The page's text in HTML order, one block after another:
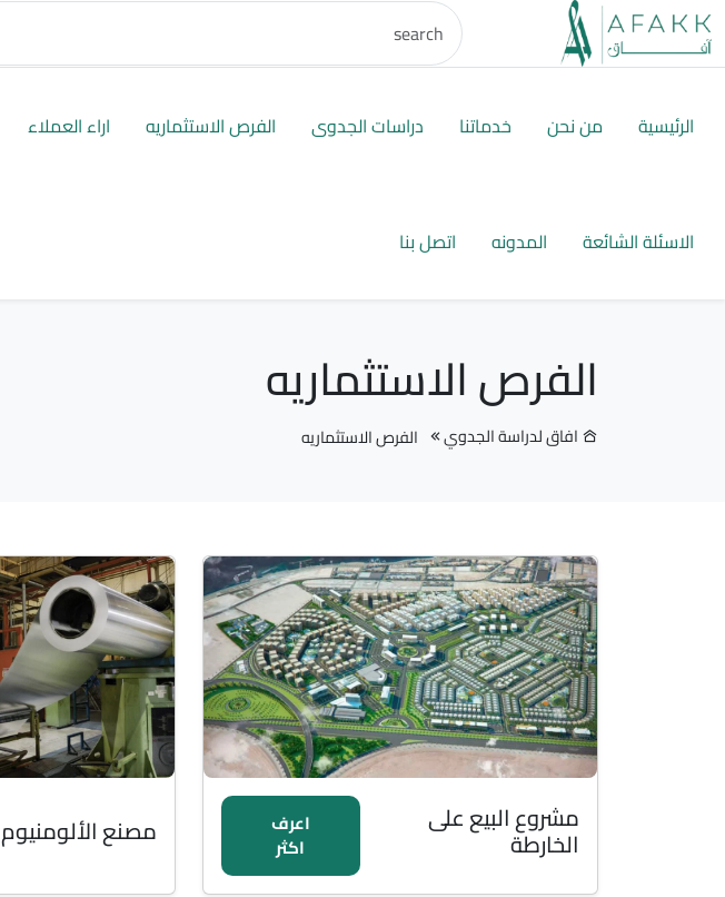
الرئيسية من نحن خدماتنا دراسات الجدوى الفرص الاستثماريه اراء العملاء
الاسئلة الشائعة المدونه اتصل بنا
الفرص الاستثماريه
افاق لدراسة الجدوي الفرص الاستثماريه
مشروع البيع على
الخارطة
اعرف
اكثر مصنع الألومنيوم